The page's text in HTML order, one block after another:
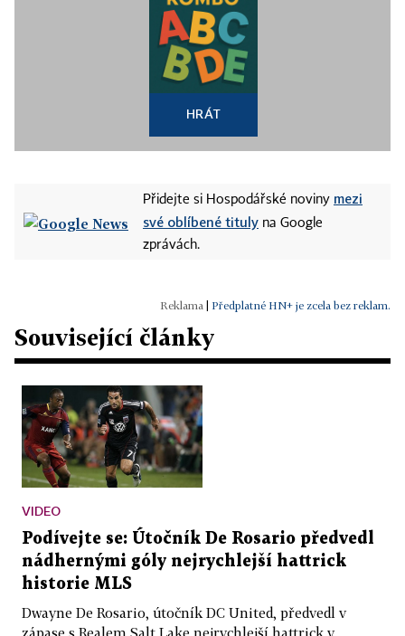
HRÁT
Přidejte si Hospodářské noviny mezi
své oblíbené tituly na Google
zprávách.
Předplatné HN+ je zcela bez reklam.
Související články
VIDEO
Podívejte se: Útočník De Rosario předvedl
nádhernými góly nejrychlejší hattrick
historie MLS
Dwayne De Rosario, útočník DC United, předvedl v
zápase s Realem Salt Lake nejrychlejší hattrick v